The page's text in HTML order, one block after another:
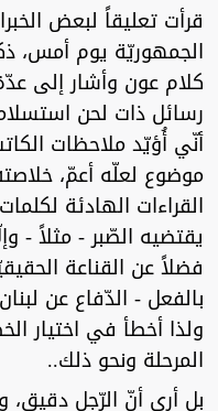
قرأت تعليقاً لبعض
الجمهوريّة يوم أمس،
كلام عون وأشار إلى
رسائل ذات لحن
أنّي أُؤيّد ملاحظات
موضوع لعلّه أعمّ،
القراءات الهادئة
يقتضيه الصّبر - مثلاً -
فضلاً عن القناعة
بالفعل - الدّفاع عن
ولذا أخطأ في اختيار
المرحلة ونحو ذلك..
بل أرى أنّ الرّجل